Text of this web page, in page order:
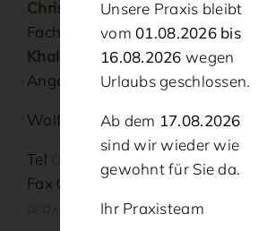
Christina Bittner
Fachärztin für Allgemeinmedizin
Khalil Najjar
Angestellter Facharzt für
Wolfgrubenweg 2, 92526
Tel 09671 / 91 620
Fax 09671 / 91 622
praxis@hausarzt-
Unsere Praxis bleibt
vom01.08.2026 bis
16.08.2026 wegen
Urlaubs geschlossen.
Ab dem 17.08.2026
sind wir wieder wie
gewohnt für Sie da.
Ihr Praxisteam